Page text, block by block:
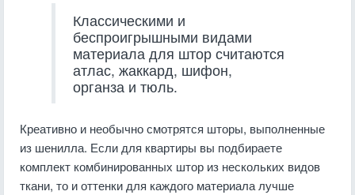
Классическими и
беспроигрышными видами
материала для штор считаются
атлас, жаккард, шифон,
органза и тюль.
Креативно и необычно смотрятся шторы, выполненные
из шенилла. Если для квартиры вы подбираете
комплект комбинированных штор из нескольких видов
ткани, то и оттенки для каждого материала лучше